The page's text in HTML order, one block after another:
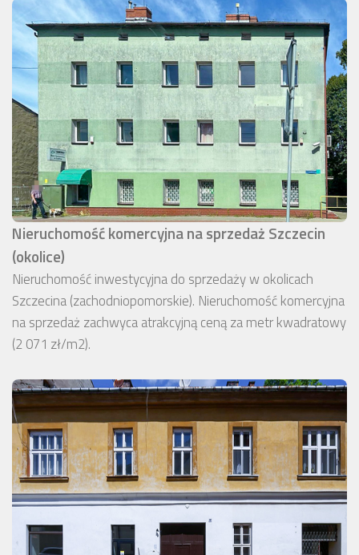
Nieruchomość komercyjna na sprzedaż Szczecin
(okolice)
Nieruchomość inwestycyjna do sprzedaży w okolicach
Szczecina (zachodniopomorskie). Nieruchomość komercyjna
na sprzedaż zachwyca atrakcyjną ceną za metr kwadratowy
(2 071 zł/m2).